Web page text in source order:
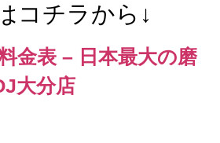
コチラから↓
金表 – 日本最大の磨
大分店